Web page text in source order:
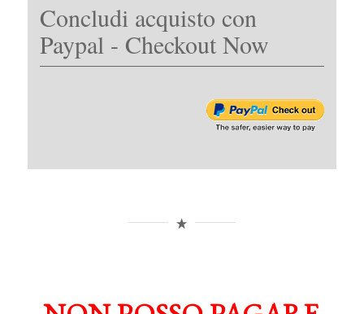
Concludi acquisto con
Paypal - Checkout Now